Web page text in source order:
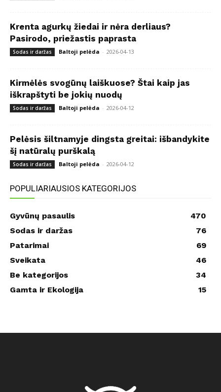
Krenta agurkų žiedai ir nėra derliaus?
Pasirodo, priežastis paprasta
Sodas ir daržas Baltoji pelėda - 2026-04-13
Kirmėlės svogūnų laiškuose? Štai kaip jas
iškrapštyti be jokių nuodų
Sodas ir daržas Baltoji pelėda - 2026-04-12
Pelėsis šiltnamyje dingsta greitai: išbandykite
šį natūralų purškalą
Sodas ir daržas Baltoji pelėda - 2026-04-12
POPULIARIAUSIOS KATEGORIJOS
Gyvūnų pasaulis
470
Sodas ir daržas
76
Patarimai
69
Sveikata
46
Be kategorijos
34
Gamta ir Ekologija
15